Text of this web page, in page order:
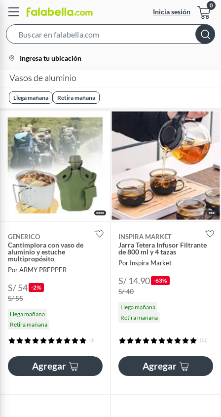
Inicia sesión
Bar
location-
icon
Ingresa tu ubicación
Vasos de aluminio
Llega mañana Retira mañana
GENERICO
Cantimplora con vaso de
aluminio y estuche
multipropósito
Por ARMY PREPPER
S/ 54 -2%
S/ 55
Llega mañana
Retira mañana
(1)
Agregar
INSPIRA MARKET
Jarra Tetera Infusor Filtrante
de 800 ml y 4 tazas
Por Inspira Market
S/ 14.90 -63%
S/ 40
Llega mañana
Retira mañana
(11)
Agregar